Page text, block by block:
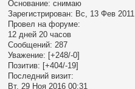
Основание: снимаю
Зарегистрирован: Вс, 13 Фев 2011
Провел на форуме:
12 дней 20 часов
Сообщений: 287
Уважение: [+248/-0]
Позитив: [+404/-19]
Последний визит:
Вт, 29 Ноя 2016 00:31